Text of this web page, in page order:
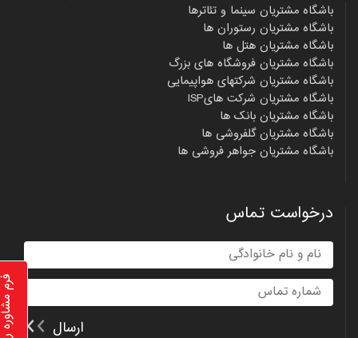
باشگاه مشتریان سینما و تئاترها
باشگاه مشتریان رستوران ها
باشگاه مشتریان هتل ها
باشگاه مشتریان فروشگاه های بزرگ
باشگاه مشتریان شرکتهای هواپیمایی
باشگاه مشتریان شرکت هایISP
باشگاه مشتریان بانک ها
باشگاه مشتریان گلفروشی ها
باشگاه مشتریان جواهر فروشی ها
درخواست تماس
ارسال فرم